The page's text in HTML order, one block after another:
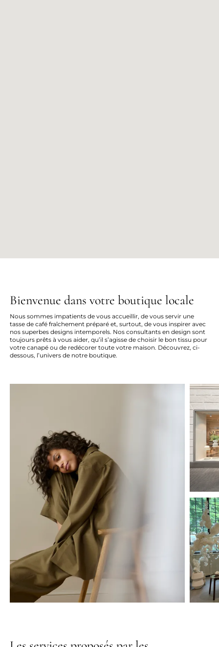
Bienvenue dans votre boutique locale
Nous sommes impatients de vous accueillir, de vous servir une
tasse de café fraîchement préparé et, surtout, de vous inspirer avec
nos superbes designs intemporels. Nos consultants en design sont
toujours prêts à vous aider, qu’il s’agisse de choisir le bon tissu pour
votre canapé ou de redécorer toute votre maison. Découvrez, ci-
dessous, l’univers de notre boutique.